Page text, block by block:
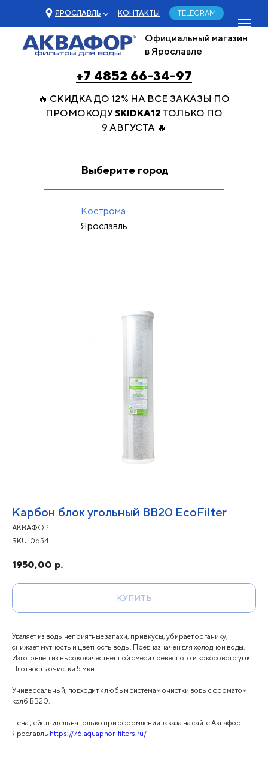
+7 4852 66-34-97
ЯРОСЛАВЛЬ
Официальный магазин
в Ярославле
🔥 СКИДКА ДО 12% НА ВСЕ ЗАКАЗЫ ПО
ПРОМОКОДУSKIDKA12 ТОЛЬКО ПО
9 АВГУСТА 🔥
КОНТАКТЫ TELEGRAM
Кострома
Ярославль
Выберите город
Карбон блок угольный ВВ20 EcoFilter
АКВАФОР
SKU: 0654
1950,00 р.
КУПИТЬ
Удаляет из воды неприятные запахи, привкусы, убирает органику,
снижает мутность и цветность воды. Предназначен для холодной воды.
Изготовлен из высококачественной смеси древесного и кокосового угля.
Плотность очистки 5 мкн.
Универсальный, подходит к любым системам очистки воды с форматом
колб ВВ20.
Цена действительна только при оформлении заказа на сайте Аквафор
Ярославль https://76.aquaphor-filters.ru/